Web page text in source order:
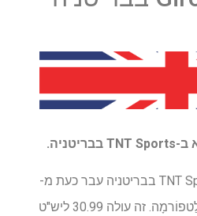
כיסוי חיתוך החוטים של TNT Sports בבריטניה עבר כעת מ-
פּלַטפוֹרמָה. זה עולה 30.99 ליש"ט